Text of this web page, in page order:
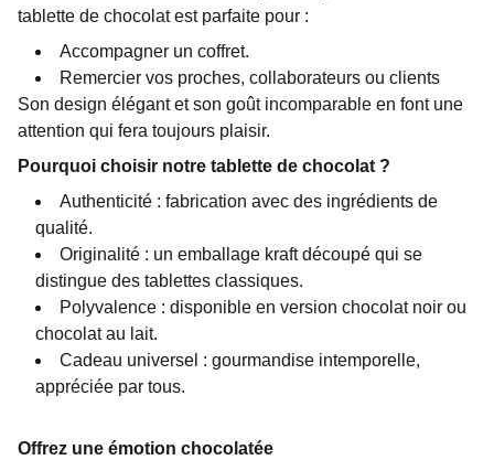
tablette de chocolat est parfaite pour :
Accompagner un coffret.
Remercier vos proches, collaborateurs ou clients
Son design élégant et son goût incomparable en font une
attention qui fera toujours plaisir.
Pourquoi choisir notre tablette de chocolat ?
Authenticité : fabrication avec des ingrédients de
qualité.
Originalité : un emballage kraft découpé qui se
distingue des tablettes classiques.
Polyvalence : disponible en version chocolat noir ou
chocolat au lait.
Cadeau universel : gourmandise intemporelle,
appréciée par tous.
Offrez une émotion chocolatée